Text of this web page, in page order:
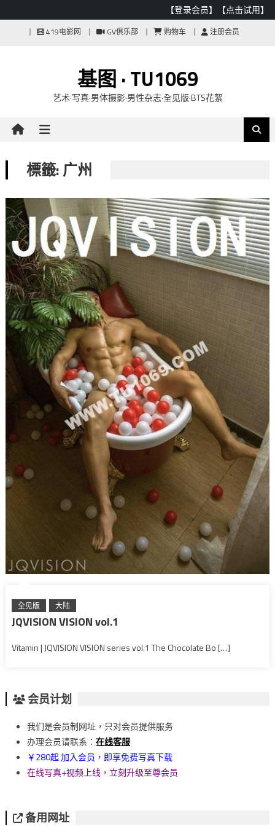
【登录会员】 【点击试用】
419电影网 GV俱乐部 购物车 注册会员
基图 · TU1069
艺术·写真·男体摄影·男性杂志·全见版·BTS花絮
標籤: 广州
全见版 大陆
JQVISION VISION vol.1
Vitamin | JQVISION VISION series vol.1 The Chocolate Bo […]
会员计划
我们是会员制网址，只对会员提供服务
办理会员请联系： 在线客服
￥280起 加入会员，即享免费写真下载
在线写真+视频上线，立刻升级至尊会员
备用网址